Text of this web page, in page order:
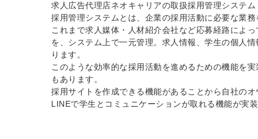
求人広告代理店ネオキャリアの取扱採用管理システ
採用管理システムとは、企業の採用活動に必要な業
これまで求人媒体・人材紹介会社など応募経路によ
を、システム上で一元管理。求人情報、学生の個人
ります。
このような効率的な採用活動を進めるための機能を
もあります。
採用サイトを作成できる機能があることから自社の
LINEで学生とコミュニケーションが取れる機能が実